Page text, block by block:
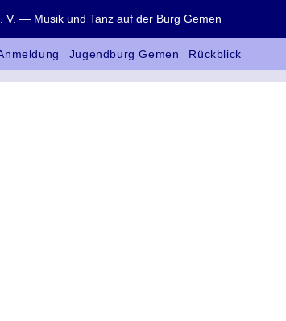
V. — Musik und Tanz auf der Burg Gemen
Jugendburg Gemen Rückblick